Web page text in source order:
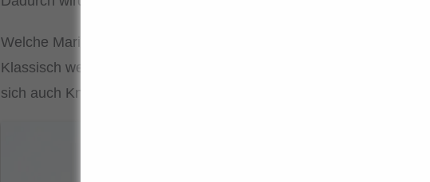
Welche Marinade eignet sich für Ajitsuke Tamago?
Klassisch werden Sojasauce, Mirin, Dashi und etwas Zucker
sich auch Knoblauch, Ingwer oder Chili ergänzen: